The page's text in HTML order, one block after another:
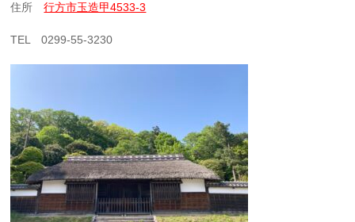
住所行方市玉造甲4533-3
TEL 0299-55-3230